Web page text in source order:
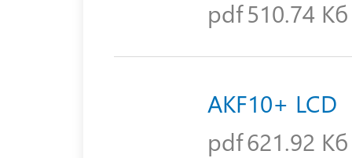
pdf510.74 Кб
AKF10+ LCD
pdf621.92 Кб